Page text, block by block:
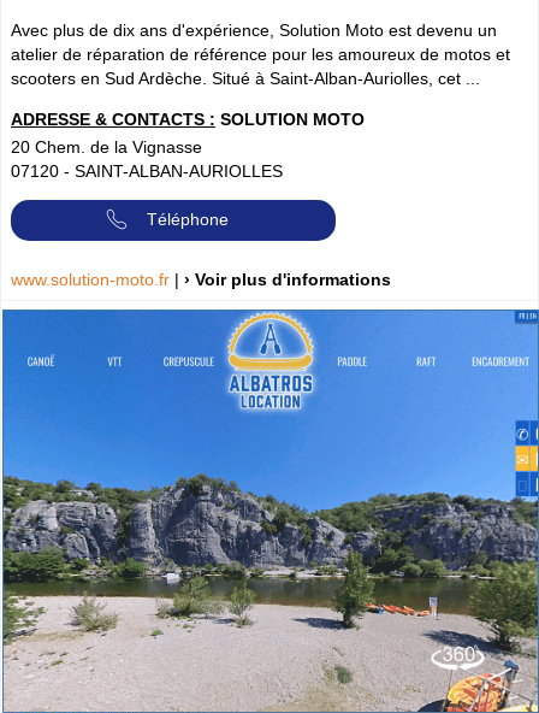
Avec plus de dix ans d'expérience, Solution Moto est devenu un
atelier de réparation de référence pour les amoureux de motos et
scooters en Sud Ardèche. Situé à Saint-Alban-Auriolles, cet ...
ADRESSE & CONTACTS : SOLUTION MOTO
20 Chem. de la Vignasse
07120 - SAINT-ALBAN-AURIOLLES
Téléphone
www.solution-moto.fr | › Voir plus d'informations